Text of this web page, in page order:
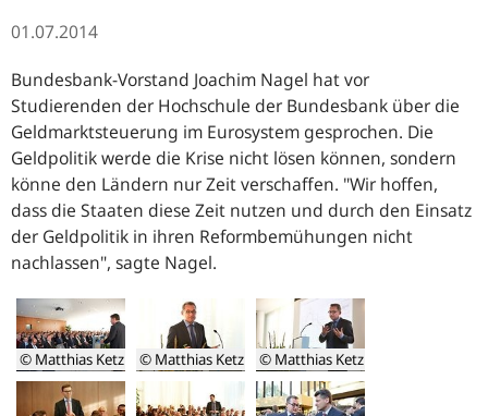
01.07.2014
Bundesbank-Vorstand Joachim Nagel hat vor
Studierenden der Hochschule der Bundesbank über die
Geldmarktsteuerung im Eurosystem gesprochen. Die
Geldpolitik werde die Krise nicht lösen können, sondern
könne den Ländern nur Zeit verschaffen. "Wir hoffen,
dass die Staaten diese Zeit nutzen und durch den Einsatz
der Geldpolitik in ihren Reformbemühungen nicht
nachlassen", sagte Nagel.
© Matthias Ketz
Erich
Keller
© Matthias Ketz
Joachim
Nagel
© Matthias Ketz
Joachim
Nagel